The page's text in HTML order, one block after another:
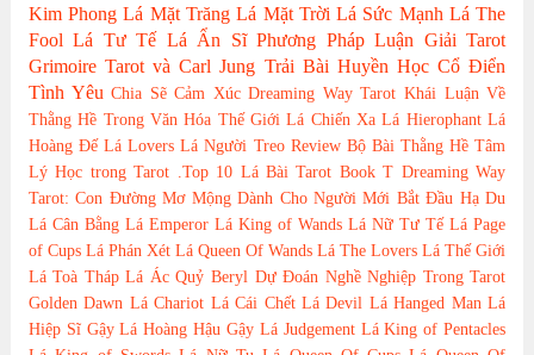
Kim Phong Lá Mặt Trăng Lá Mặt Trời Lá Sức Mạnh Lá The
Fool Lá Tư Tế Lá Ẩn Sĩ Phương Pháp Luận Giải Tarot
Grimoire Tarot và Carl Jung Trải Bài Huyền Học Cổ Điển
Tình Yêu Chia Sẽ Cảm Xúc Dreaming Way Tarot Khái Luận Về
Thằng Hề Trong Văn Hóa Thế Giới Lá Chiến Xa Lá Hierophant Lá
Hoàng Đế Lá Lovers Lá Người Treo Review Bộ Bài Thằng Hề Tâm
Lý Học trong Tarot
.Top 10 Lá Bài Tarot Book T Dreaming Way
Tarot: Con Đường Mơ Mộng Dành Cho Người Mới Bắt Đầu Hạ Du
Lá Cân Bằng Lá Emperor Lá King of Wands Lá Nữ Tư Tế Lá Page
of Cups Lá Phán Xét Lá Queen Of Wands Lá The Lovers Lá Thế Giới
Lá Toà Tháp Lá Ác Quỷ Beryl Dự Đoán Nghề Nghiệp Trong Tarot
Golden Dawn Lá Chariot Lá Cái Chết Lá Devil Lá Hanged Man Lá
Hiệp Sĩ Gậy Lá Hoàng Hậu Gậy Lá Judgement Lá King of Pentacles